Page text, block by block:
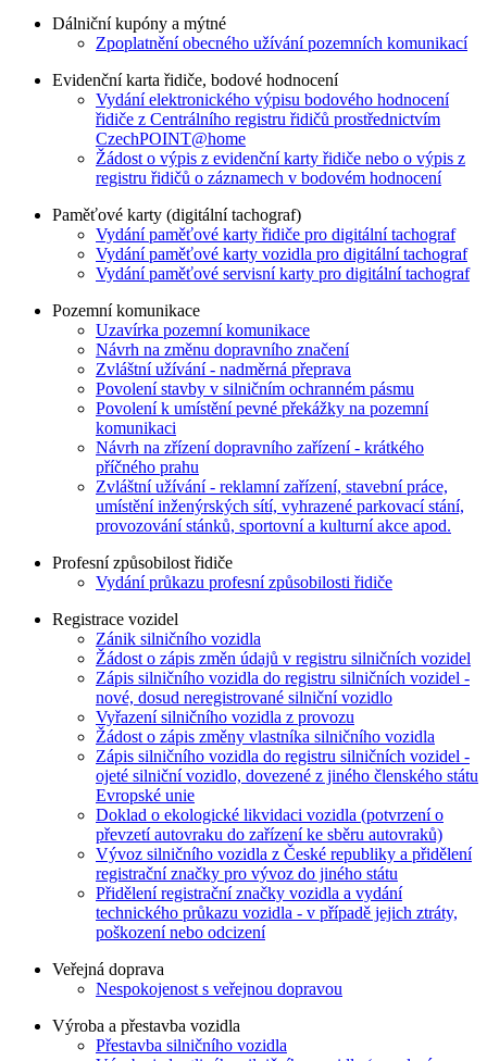
Dálniční kupóny a mýtné
Zpoplatnění obecného užívání pozemních komunikací
Evidenční karta řidiče, bodové hodnocení
Vydání elektronického výpisu bodového hodnocení
řidiče z Centrálního registru řidičů prostřednictvím
CzechPOINT@home
Žádost o výpis z evidenční karty řidiče nebo o výpis z
registru řidičů o záznamech v bodovém hodnocení
Paměťové karty (digitální tachograf)
Vydání paměťové karty řidiče pro digitální tachograf
Vydání paměťové karty vozidla pro digitální tachograf
Vydání paměťové servisní karty pro digitální tachograf
Pozemní komunikace
Uzavírka pozemní komunikace
Návrh na změnu dopravního značení
Zvláštní užívání - nadměrná přeprava
Povolení stavby v silničním ochranném pásmu
Povolení k umístění pevné překážky na pozemní
komunikaci
Návrh na zřízení dopravního zařízení - krátkého
příčného prahu
Zvláštní užívání - reklamní zařízení, stavební práce,
umístění inženýrských sítí, vyhrazené parkovací stání,
provozování stánků, sportovní a kulturní akce apod.
Profesní způsobilost řidiče
Vydání průkazu profesní způsobilosti řidiče
Registrace vozidel
Zánik silničního vozidla
Žádost o zápis změn údajů v registru silničních vozidel
Zápis silničního vozidla do registru silničních vozidel -
nové, dosud neregistrované silniční vozidlo
Vyřazení silničního vozidla z provozu
Žádost o zápis změny vlastníka silničního vozidla
Zápis silničního vozidla do registru silničních vozidel -
ojeté silniční vozidlo, dovezené z jiného členského státu
Evropské unie
Doklad o ekologické likvidaci vozidla (potvrzení o
převzetí autovraku do zařízení ke sběru autovraků)
Vývoz silničního vozidla z České republiky a přidělení
registrační značky pro vývoz do jiného státu
Přidělení registrační značky vozidla a vydání
technického průkazu vozidla - v případě jejich ztráty,
poškození nebo odcizení
Veřejná doprava
Nespokojenost s veřejnou dopravou
Výroba a přestavba vozidla
Přestavba silničního vozidla